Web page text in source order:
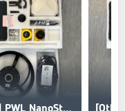
[Other] PWL NanoSteer 210